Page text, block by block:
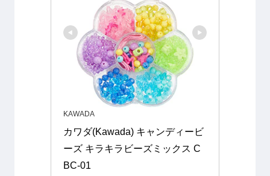
KAWADA
カワダ(Kawada) キャンディービ
ーズ キラキラビーズミックス C
BC-01